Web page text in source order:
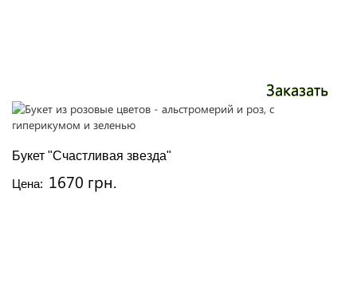
Заказать
Букет "Счастливая звезда"
Цена: 1670 грн.